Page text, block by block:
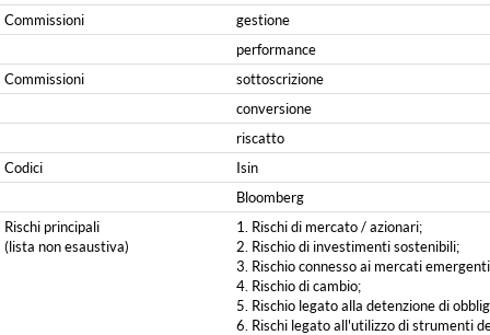
Commissioni
gestione
performance
Commissioni
sottoscrizione
conversione
riscatto
Codici
Isin
Bloomberg
Rischi principali
(lista non esaustiva)
1. Rischi di mercato / azionari;
2. Rischio di investimenti sostenibili;
3. Rischio connesso ai mercati
4. Rischio di cambio;
5. Rischio legato alla detenzione di
6. Rischi legato all'utilizzo di strumenti